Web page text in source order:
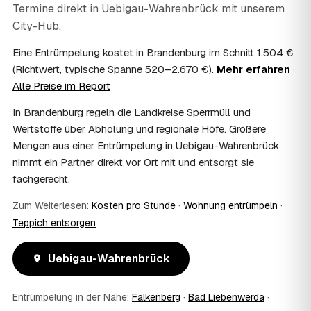
Sie mit Ihrem Finanzamt oder Steuerberater.
07 Übernimmt das Sozialamt oder Jobcenter die
Im Einzelfall ist das möglich — etwa bei einer
Wohnungsauflösung im Rahmen von Sozialhilfe oder
einem vom Amt veranlassten Umzug. Wichtig: Den Antrag
und holen die Kostenübernahme schriftlich ein. AWL
Zentrum vermittelt die Entrümpler, entscheidet aber nicht
über die Kostenübernahme.
08 Bekomme ich einen Entsorgungsnachweis?
Ja. Die Partner entsorgen über zugelassene Höfe und
wichtig zum Beispiel für Vermieter, Nachlassverwaltung
oder die eigene Dokumentation.
Nicht zwingend. Viele Kunden in Uebigau-Wahrenbrück
sind nur zur Übergabe und zum Abschluss vor Ort; den
stimmen Sie direkt mit dem Entrümpler ab.
Termine direkt in Uebigau-Wahrenbrück mit unserem
City-Hub.
Eine Entrümpelung kostet in Brandenburg im Schnitt 1.504 €
(Richtwert, typische Spanne 520–2.670 €). Mehr erfahren ·
Alle Preise im Report
In Brandenburg regeln die Landkreise Sperrmüll und
Wertstoffe über Abholung und regionale Höfe. Größere
Mengen aus einer Entrümpelung in Uebigau-Wahrenbrück
nimmt ein Partner direkt vor Ort mit und entsorgt sie
fachgerecht.
Zum Weiterlesen: Kosten pro Stunde · Wohnung entrümpeln ·
Teppich entsorgen
Uebigau-Wahrenbrück
Entrümpelung in der Nähe: Falkenberg · Bad Liebenwerda ·